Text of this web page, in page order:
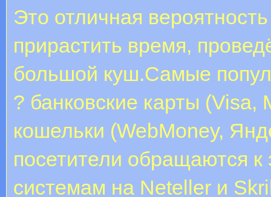
Это отличная
прирастить время,
большой куш.Самые
? банковские карты (Visa,
кошельки (WebMoney,
посетители обращаются
системам на Neteller и